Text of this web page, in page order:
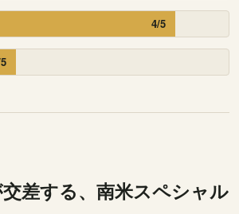
4/5
差する、南米スペシャル